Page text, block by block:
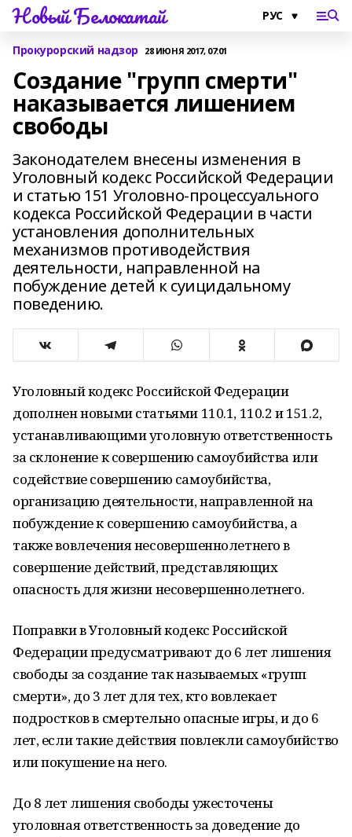
Новый Белокатай
Прокурорский надзор 28 ИЮНЯ 2017, 07:01
Создание "групп смерти"
наказывается лишением
свободы
Законодателем внесены изменения в
Уголовный кодекс Российской Федерации
и статью 151 Уголовно-процессуального
кодекса Российской Федерации в части
установления дополнительных
механизмов противодействия
деятельности, направленной на
побуждение детей к суицидальному
поведению.
Уголовный кодекс Российской Федерации
дополнен новыми статьями 110.1, 110.2 и 151.2,
устанавливающими уголовную ответственность
за склонение к совершению самоубийства или
содействие совершению самоубийства,
организацию деятельности, направленной на
побуждение к совершению самоубийства, а
также вовлечения несовершеннолетнего в
совершение действий, представляющих
опасность для жизни несовершеннолетнего.
Поправки в Уголовный кодекс Российской
Федерации предусматривают до 6 лет лишения
свободы за создание так называемых «групп
смерти», до 3 лет для тех, кто вовлекает
подростков в смертельно опасные игры, и до 6
лет, если такие действия повлекли самоубийство
или покушение на него.
До 8 лет лишения свободы ужесточены
уголовная ответственность за доведение до